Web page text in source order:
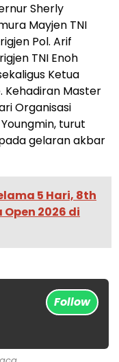
Sherly
Mayjen TNI
Pol. Arif
TNI Enoh
Ketua
Kehadiran Master
Organisasi
turut
gelaran akbar
5 Hari, 8th
2026 di
Follow